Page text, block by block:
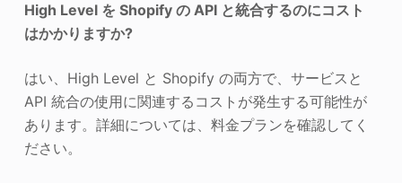
High Level を Shopify の API と統合するのにコスト
はかかりますか?
はい、High Level と Shopify の両方で、サービスと
API 統合の使用に関連するコストが発生する可能性が
あります。詳細については、料金プランを確認してく
ださい。